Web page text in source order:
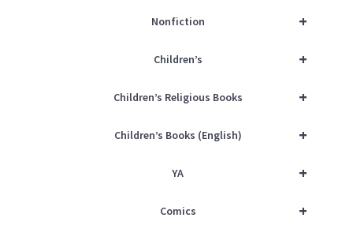
+
Nonfiction
+
Children’s
+
Children’s Religious Books
+
Children’s Books (English)
+
YA
+
Comics